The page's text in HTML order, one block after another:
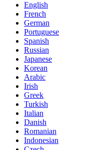
English
French
German
Portuguese
Spanish
Russian
Japanese
Korean
Arabic
Irish
Greek
Turkish
Italian
Danish
Romanian
Indonesian